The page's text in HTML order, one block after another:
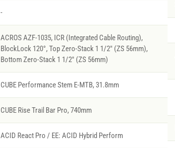
-
ACROS AZF-1035, ICR (Integrated Cable Routing),
BlockLock 120°, Top Zero-Stack 1 1/2" (ZS 56mm),
Bottom Zero-Stack 1 1/2" (ZS 56mm)
CUBE Performance Stem E-MTB, 31.8mm
CUBE Rise Trail Bar Pro, 740mm
ACID React Pro / EE: ACID Hybrid Perform